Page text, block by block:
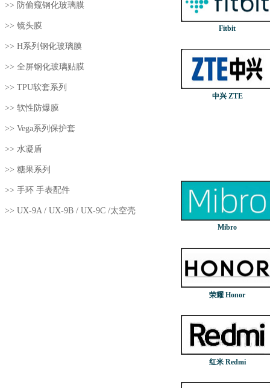
>> 防偷窥钢化玻璃膜
>> 镜头膜
>> H系列钢化玻璃膜
>> 全屏钢化玻璃贴膜
>> TPU软套系列
>> 软性防爆膜
>> Vega系列保护套
>> 水凝盾
>> 糖果系列
>> 手环 手表配件
>> UX-9A / UX-9B / UX-9C /太空壳
Fitbit
中兴 ZTE
Mibro
荣耀 Honor
红米 Redmi